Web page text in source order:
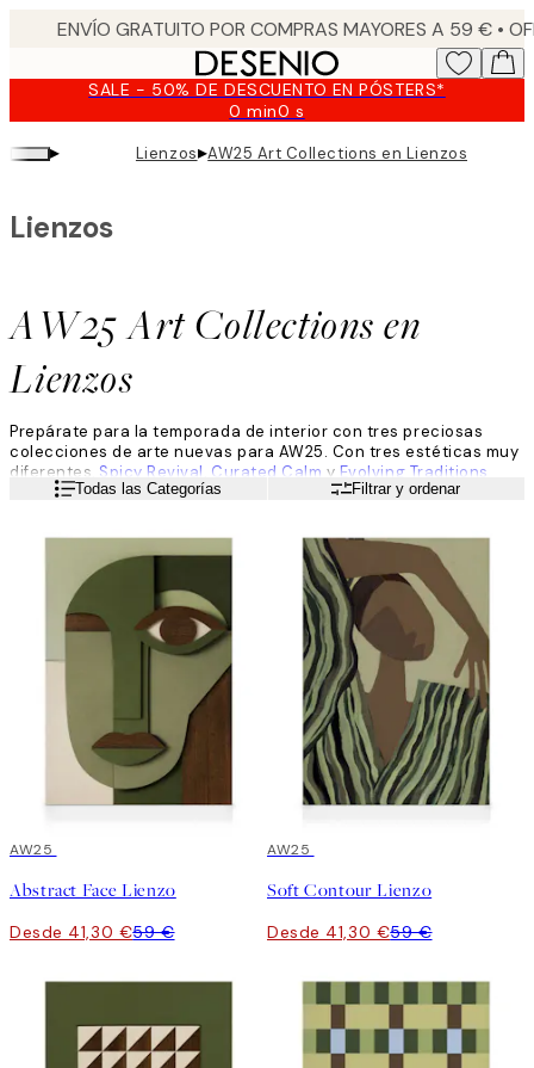
SALE - 50% DE DESCUENTO EN PÓSTERS*
0 min0 s
Válido
hasta:
2026-
▸ Lienzos▸AW25 Art Collections en Lienzos
AW25 Art Collections en
Lienzos
Lienzos
Prepárate para la temporada de interior con tres preciosas
colecciones de arte nuevas para AW25. Con tres estéticas muy
diferentes, Spicy Revival Curated Calm y Evolving Traditions
incluyen lienzos que se adaptan a diferentes estilos de
contemporáneas.
Leer másTodas las Categorías Filtrar y ordenar
30%*
AW25
Abstract Face Lienzo
Desde 41,30 €59 €
30%*
AW25
Soft Contour Lienzo
Desde 41,30 €59 €